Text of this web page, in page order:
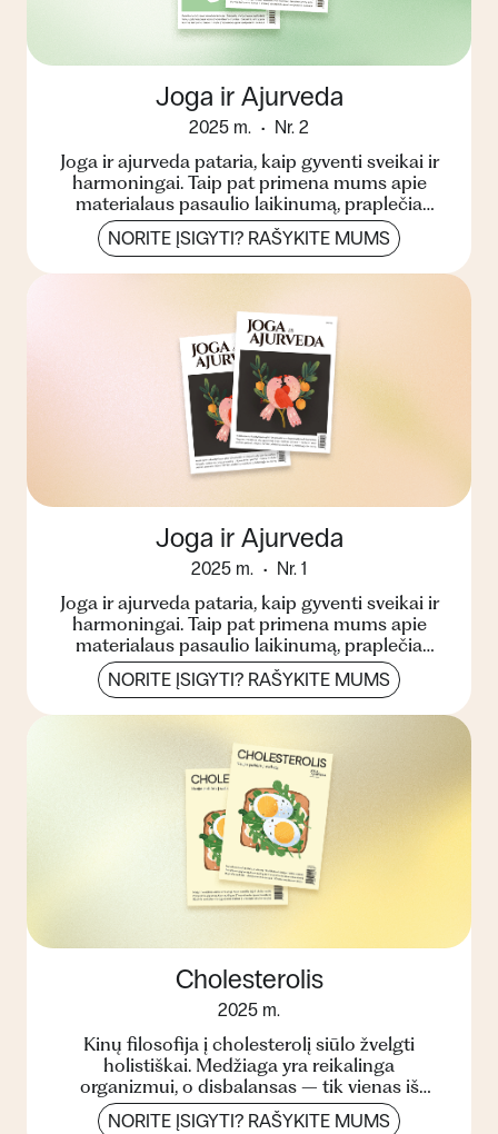
Joga ir Ajurveda
2025 m. Nr. 2
Joga ir ajurveda pataria, kaip gyventi sveikai ir
harmoningai. Taip pat primena mums apie
materialaus pasaulio laikinumą, praplečia
žinojimo ribas, pa...
NORITE ĮSIGYTI? RAŠYKITE MUMS
Joga ir Ajurveda
2025 m. Nr. 1
Joga ir ajurveda pataria, kaip gyventi sveikai ir
harmoningai. Taip pat primena mums apie
materialaus pasaulio laikinumą, praplečia
žinojimo ribas, pa...
NORITE ĮSIGYTI? RAŠYKITE MUMS
Cholesterolis
2025 m.
Kinų filosofija į cholesterolį siūlo žvelgti
holistiškai. Medžiaga yra reikalinga
organizmui, o disbalansas – tik vienas iš
sutrikusios sveikatos požy...
NORITE ĮSIGYTI? RAŠYKITE MUMS